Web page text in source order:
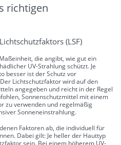
richtigen
(LSF)
die angibt, wie gut ein
UV-Strahlung schützt. Je
besser ist der Schutz vor
Lichtschutzfaktor wird auf den
angegeben und reicht in der Regel
Sonnenschutzmittel mit einem
zu verwenden und regelmäßig
Sonneneinstrahlung.
Faktoren ab, die individuell für
Dabei gilt: Je heller der Hauttyp
sein. Bei einem höherem UV-